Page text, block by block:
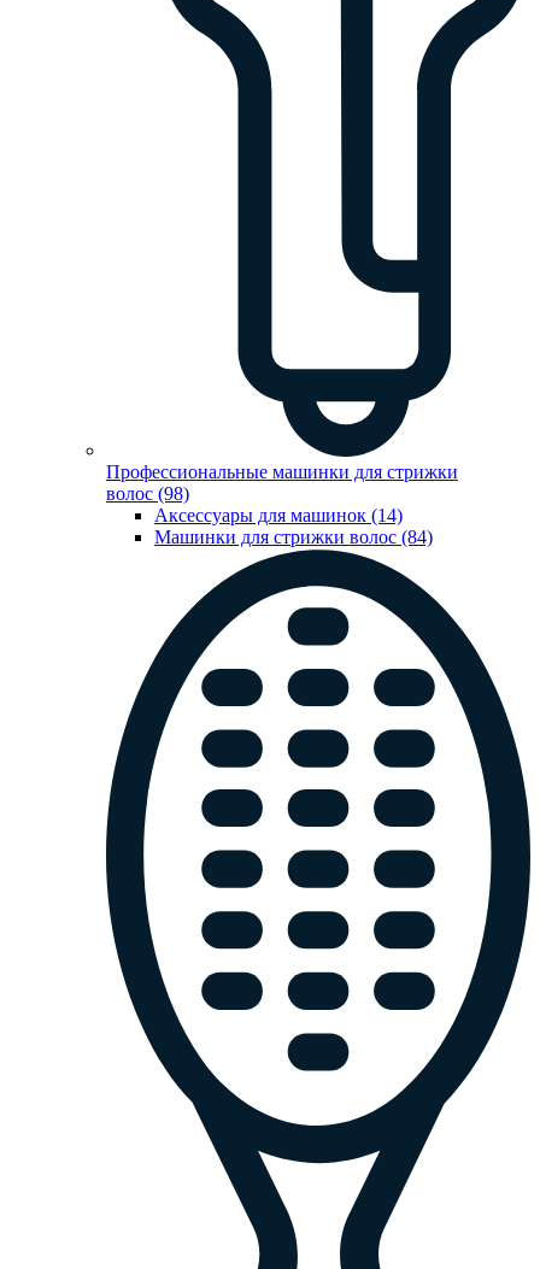
Профессиональные машинки для стрижки
волос (98)
Аксессуары для машинок (14)
Машинки для стрижки волос (84)